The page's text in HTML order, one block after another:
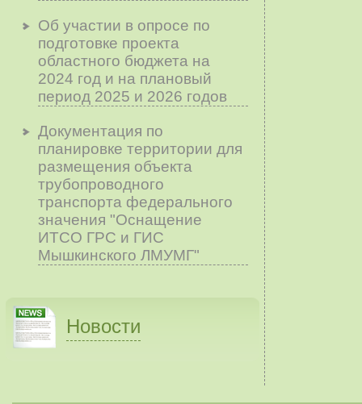
Об участии в опросе по
подготовке проекта
областного бюджета на
2024 год и на плановый
период 2025 и 2026 годов
Документация по
планировке территории для
размещения объекта
трубопроводного
транспорта федерального
значения "Оснащение
ИТСО ГРС и ГИС
Мышкинского ЛМУМГ"
Новости